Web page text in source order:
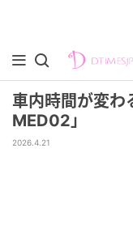
車内時間が変
MED02」
2026.4.21